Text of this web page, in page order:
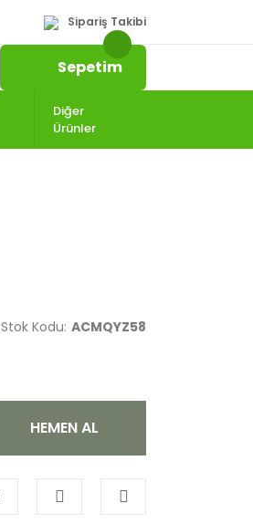
Sipariş Takibi
Sepetim
Diğer
Ürünler
Stok Kodu: ACMQYZ58
HEMEN AL